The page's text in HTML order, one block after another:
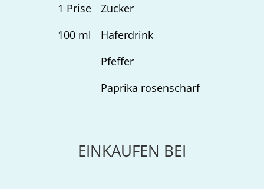
1 Prise
Zucker
100ml
Haferdrink
Pfeffer
Paprika rosenscharf
EINKAUFEN BEI